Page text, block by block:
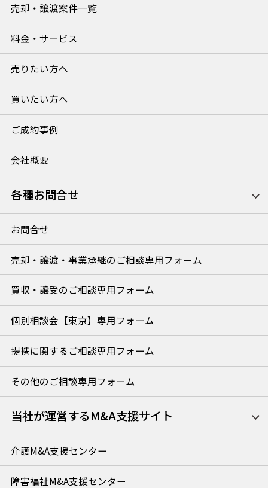
売却・譲渡案件一覧
料金・サービス
売りたい方へ
買いたい方へ
ご成約事例
会社概要
各種お問合せ
お問合せ
売却・譲渡・事業承継のご相談専用フォーム
買収・譲受のご相談専用フォーム
個別相談会【東京】専用フォーム
提携に関するご相談専用フォーム
その他のご相談専用フォーム
当社が運営するM&A支援サイト
介護M&A支援センター
障害福祉M&A支援センター